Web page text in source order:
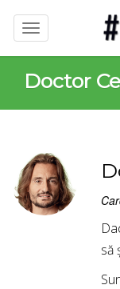
Doctor
să